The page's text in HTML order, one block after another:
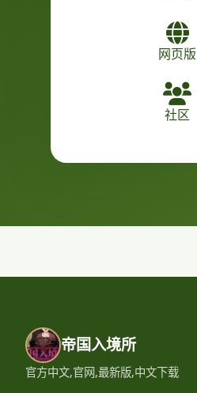
网页版
社区
帝国入境所
官方中文,官网,最新版,中文下载